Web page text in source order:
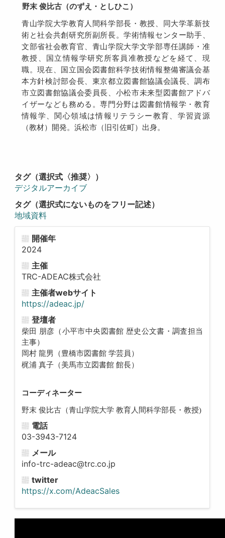
野末 俊比古（のずえ・としひこ）
青山学院大学教育人間科学部長・教授、同大学革新技
術と社会共創研究所副所長。学術情報センター助手、
文部省社会教育官、青山学院大学文学部専任講師・准
教授、国立情報学研究所客員准教授などを経て、現
職。現在、国立国会図書館科学技術情報整備審議会基
本方針検討部会長、東京都立図書館協議会議長、調布
市立図書館協議会委員長、小松市未来型図書館アドバ
イザーなども務める。専門分野は図書館情報学・教育
情報学、関心領域は情報リテラシー教育、学習資源
（教材）開発。浜松市（旧引佐町）出身。
タグ（選択式〈推奨〉）
デジタルアーカイブ
タグ（選択式にないものをフリー記述）
地域資料
開催年
2024
主催
TRC-ADEAC株式会社
主催者webサイト
https://adeac.jp/
登壇者
柴田 朋彦（小平市中央図書館 歴史公文書・調査担当
主事）
岡村 龍男（豊橋市図書館 学芸員）
梶浦 真子（美馬市立図書館 館長）
コーディネーター
野末 俊比古（青山学院大学 教育人間科学部長・教授)
電話
03-3943-7124
メール
info-trc-adeac@trc.co.jp
twitter
https://x.com/AdeacSales